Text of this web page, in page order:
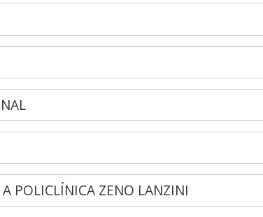
POLICLÍNICA ZENO LANZINI